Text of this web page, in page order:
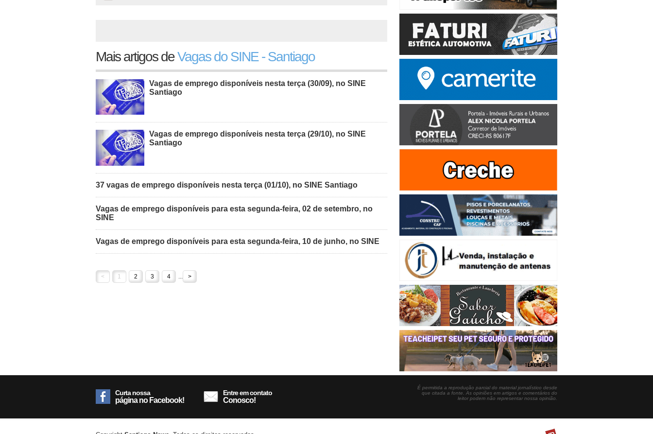
Mais artigos deVagas do SINE - Santiago
Vagas de emprego disponíveis nesta terça (30/09), no SINE
Santiago
Vagas de emprego disponíveis nesta terça (29/10), no SINE
Santiago
37 vagas de emprego disponíveis nesta terça (01/10), no SINE Santiago
Vagas de emprego disponíveis para esta segunda-feira, 02 de setembro, no
SINE
Vagas de emprego disponíveis para esta segunda-feira, 10 de junho, no SINE
< 1 2 3 4 >
Curta nossa
página no Facebook!
Entre em contato
Conosco!
É permitida a reprodução parcial do material jornalístico desde
que citada a fonte. As opiniões em artigos e comentários do
leitor podem não representar nossa opinião.